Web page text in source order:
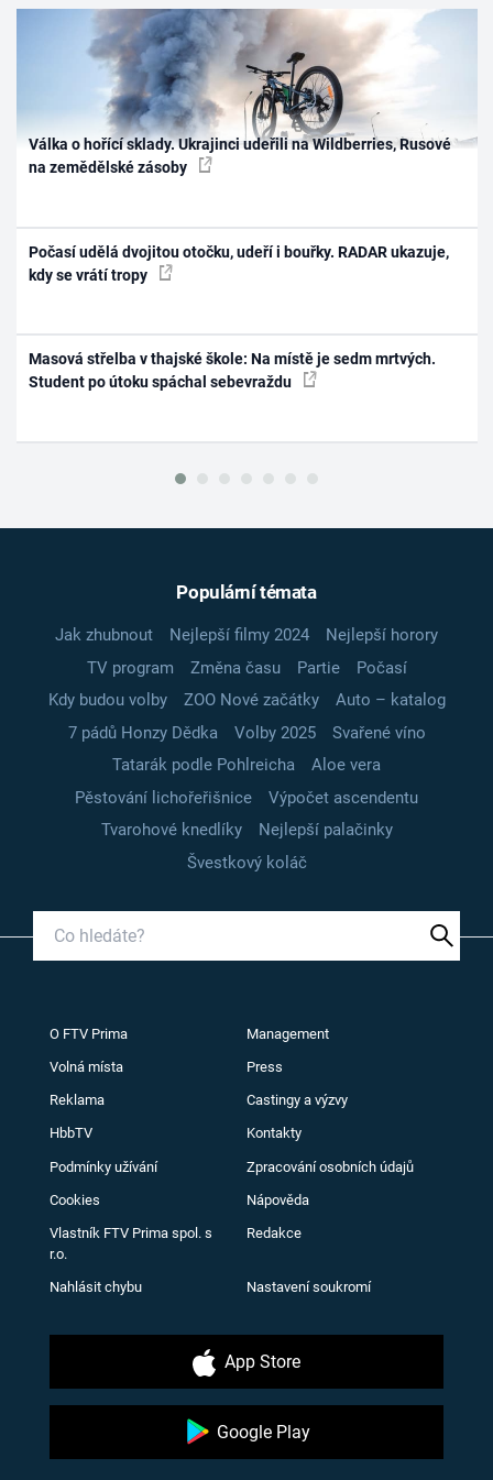
Válka o hořící sklady. Ukrajinci udeřili na Wildberries, Rusové
na zemědělské zásoby
Počasí udělá dvojitou otočku, udeří i bouřky. RADAR ukazuje,
kdy se vrátí tropy
Masová střelba v thajské škole: Na místě je sedm mrtvých.
Student po útoku spáchal sebevraždu
Populární témata
Jak zhubnout Nejlepší filmy 2024
Nejlepší horory
TV program
Změna času Partie
Počasí
Kdy budou volby
ZOO Nové začátky
Auto – katalog
7 pádů Honzy Dědka
Volby 2025
Svařené víno
Tatarák podle Pohlreicha
Aloe vera
Pěstování lichořeřišnice
Výpočet ascendentu
Tvarohové knedlíky
Nejlepší palačinky
Švestkový koláč
O FTV Prima Management
Volná místa Press
Reklama Castingy a výzvy
HbbTV Kontakty
Podmínky užívání Zpracování osobních údajů
Cookies Nápověda
Vlastník FTV Prima spol. s
r.o.
Redakce
Nahlásit chybu Nastavení soukromí
App Store
Google Play